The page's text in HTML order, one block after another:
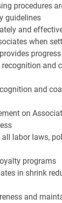
procedures
guidelines
and
when
and
and
on
all labor laws,
programs
in shrink
and